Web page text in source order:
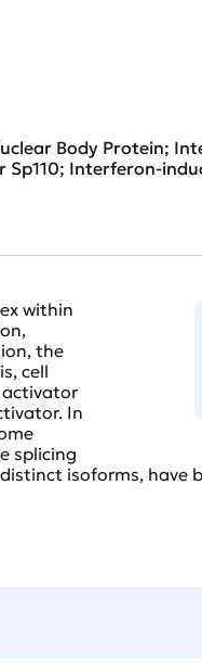
Body Protein;
Interferon-
within
the
cell
activator
In
splicing
isoforms, have